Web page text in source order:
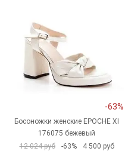
-63%
Босоножки женские EPOCHE XI
176075 бежевый
12 024 руб
-63% 4 500 руб